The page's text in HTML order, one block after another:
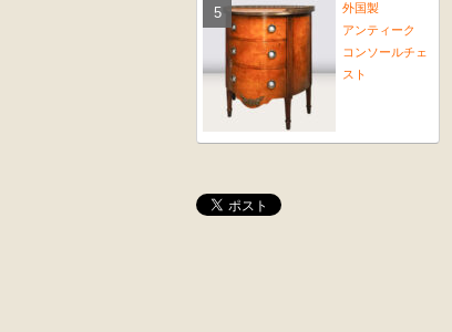
外国製
アンティーク
コンソールチェ
スト